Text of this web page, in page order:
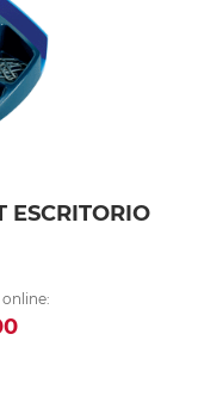
ESCRITORIO